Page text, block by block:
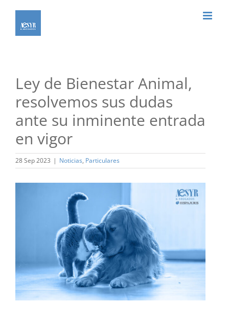
contenido
Ley de Bienestar Animal,
resolvemos sus dudas
ante su inminente entrada
en vigor
28 Sep 2023 | Noticias, Particulares